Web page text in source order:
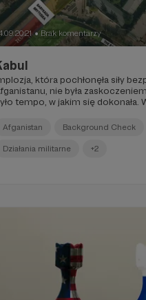
● Brak komentarzy
która pochłonęła siły
nie była
tempo, w jakim się dokonała.
weszli talibowie, ustanawiając
Afganistanu.
Afganistan Background Check
Działania militarne +2